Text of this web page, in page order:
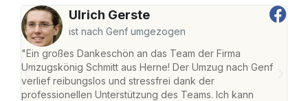
Ulrich Gerste
ist nach Genf umgezogen
"Ein großes Dankeschön an das Team der Firma
Umzugskönig Schmitt aus Herne! Der Umzug nach Genf
verlief reibungslos und stressfrei dank der
professionellen Unterstützung des Teams. Ich kann